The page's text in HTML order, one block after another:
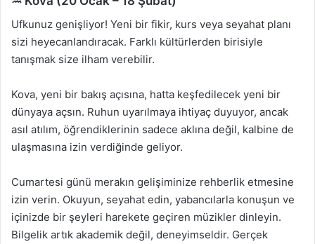
Ufkunuz genişliyor! Yeni bir fikir, kurs veya seyahat planı
sizi heyecanlandıracak. Farklı kültürlerden birisiyle
tanışmak size ilham verebilir.
Kova, yeni bir bakış açısına, hatta keşfedilecek yeni bir
dünyaya açsın. Ruhun uyarılmaya ihtiyaç duyuyor, ancak
asıl atılım, öğrendiklerinin sadece aklına değil, kalbine de
ulaşmasına izin verdiğinde geliyor.
Cumartesi günü merakın gelişiminize rehberlik etmesine
izin verin. Okuyun, seyahat edin, yabancılarla konuşun ve
içinizde bir şeyleri harekete geçiren müzikler dinleyin.
Bilgelik artık akademik değil, deneyimseldir. Gerçek